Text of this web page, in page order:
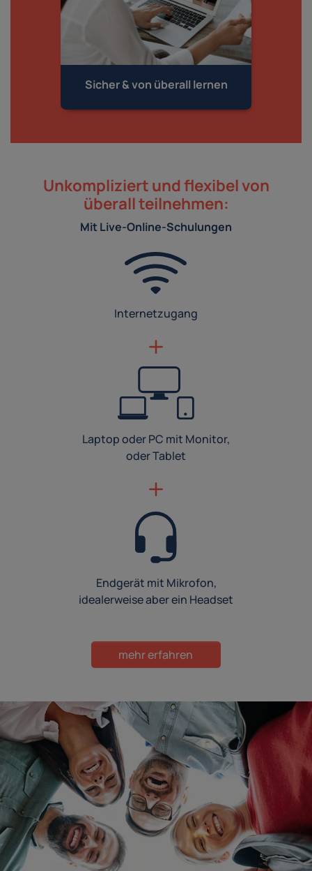
Sicher & von überall lernen
Unkompliziert und flexibel von
überall teilnehmen:
Mit Live-Online-Schulungen
Internetzugang
Laptop oder PC mit Monitor,
oder Tablet
Endgerät mit Mikrofon,
idealerweise aber ein Headset
mehr erfahren